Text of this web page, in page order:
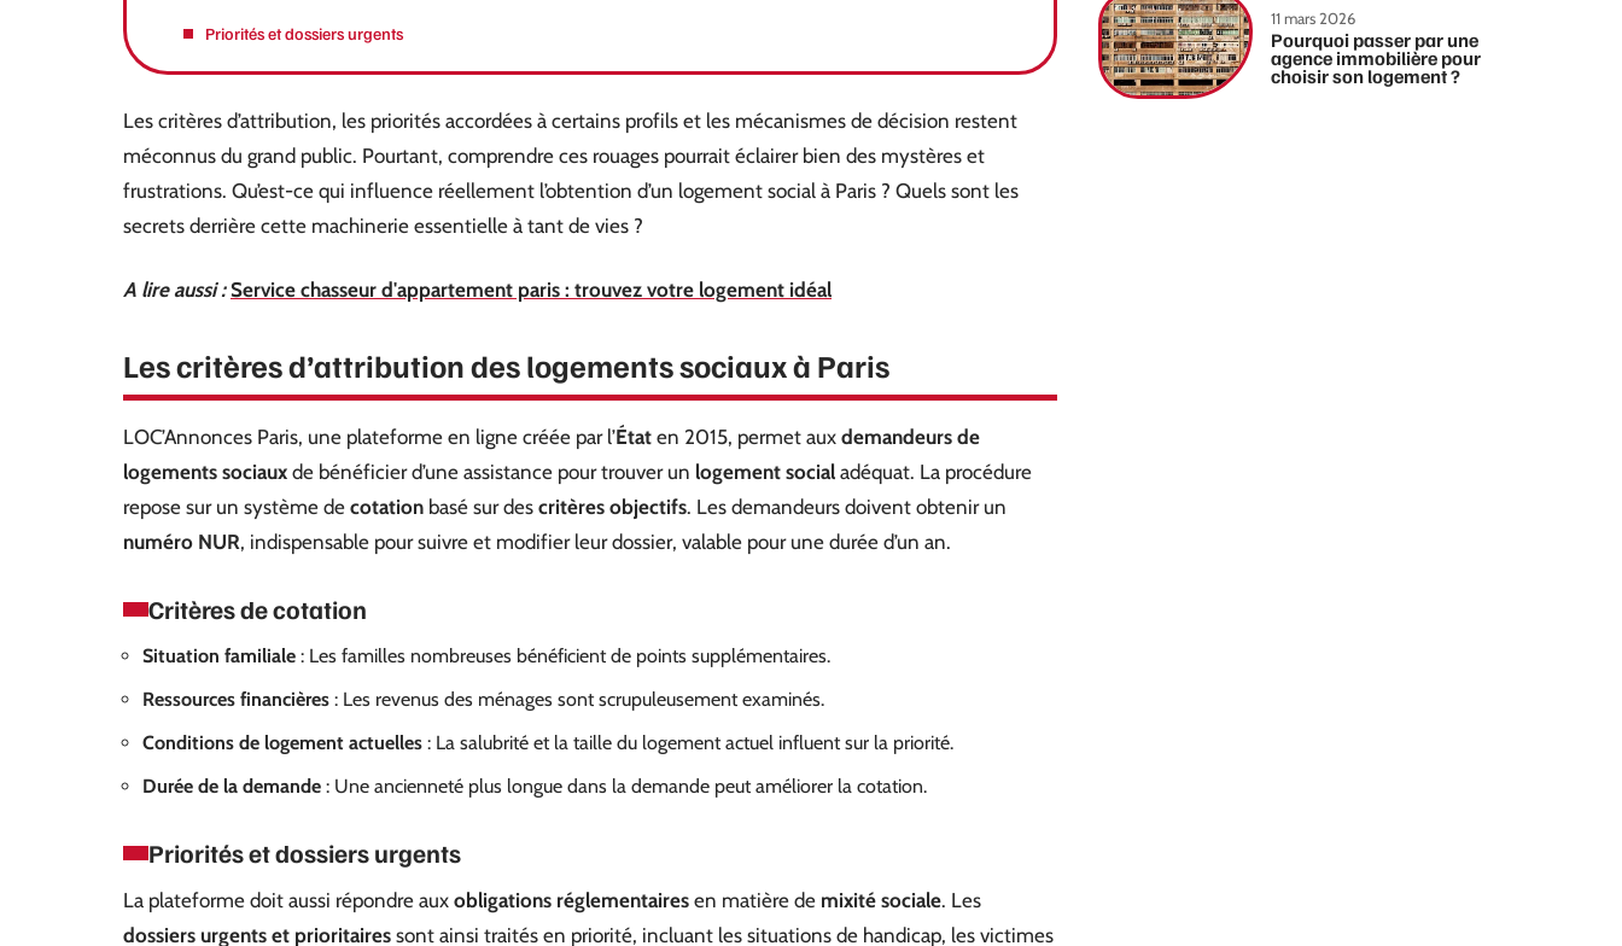
Priorités et dossiers urgents
Les critères d’attribution, les priorités accordées à certains profils et les mécanismes de décision restent
méconnus du grand public. Pourtant, comprendre ces rouages pourrait éclairer bien des mystères et
frustrations. Qu’est-ce qui influence réellement l’obtention d’un logement social à Paris ? Quels sont les
secrets derrière cette machinerie essentielle à tant de vies ?
A lire aussi : Service chasseur d'appartement paris : trouvez votre logement idéal
Les critères d’attribution des logements sociaux à Paris
LOC’Annonces Paris, une plateforme en ligne créée par l’État en 2015, permet aux demandeurs de
logements sociaux de bénéficier d’une assistance pour trouver un logement social adéquat. La procédure
repose sur un système de cotation basé sur des critères objectifs. Les demandeurs doivent obtenir un
numéro NUR, indispensable pour suivre et modifier leur dossier, valable pour une durée d’un an.
Critères de cotation
Situation familiale : Les familles nombreuses bénéficient de points supplémentaires.
Ressources financières : Les revenus des ménages sont scrupuleusement examinés.
Conditions de logement actuelles : La salubrité et la taille du logement actuel influent sur la priorité.
Durée de la demande : Une ancienneté plus longue dans la demande peut améliorer la cotation.
Priorités et dossiers urgents
La plateforme doit aussi répondre aux obligations réglementaires en matière de mixité sociale. Les
dossiers urgents et prioritaires sont ainsi traités en priorité, incluant les situations de handicap, les victimes
11 mars 2026
Pourquoi passer par une
agence immobilière pour
choisir son logement ?